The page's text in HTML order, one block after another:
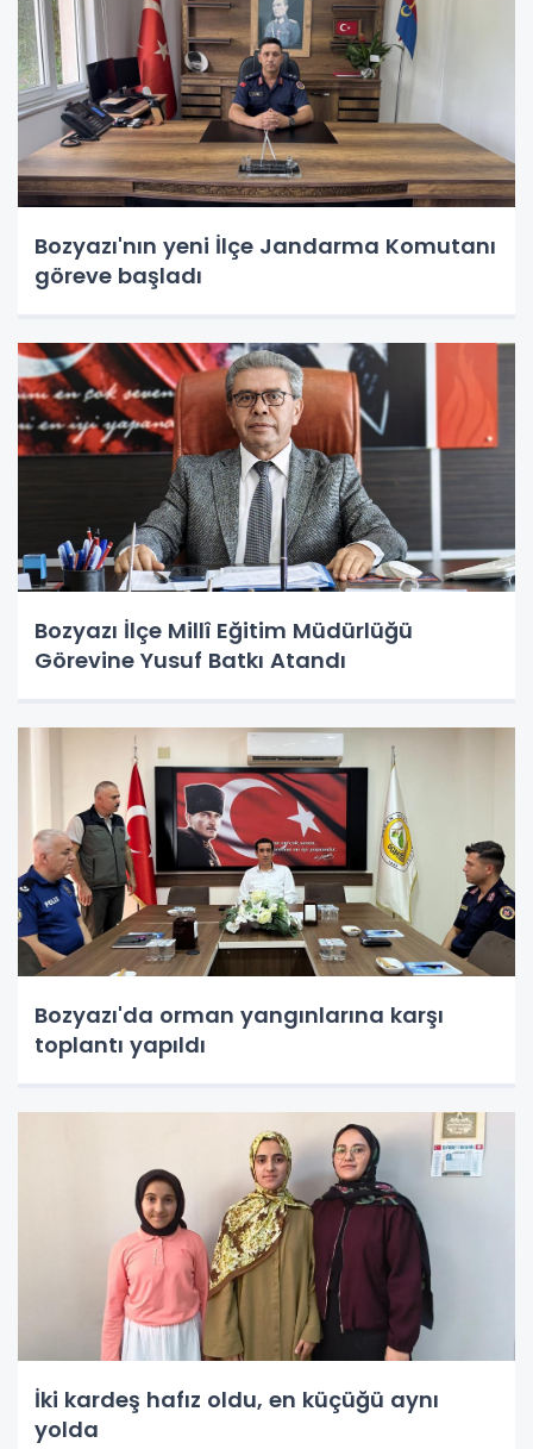
Bozyazı'nın yeni İlçe Jandarma Komutanı
göreve başladı
Bozyazı İlçe Millî Eğitim Müdürlüğü
Görevine Yusuf Batkı Atandı
Bozyazı'da orman yangınlarına karşı
toplantı yapıldı
İki kardeş hafız oldu, en küçüğü aynı
yolda